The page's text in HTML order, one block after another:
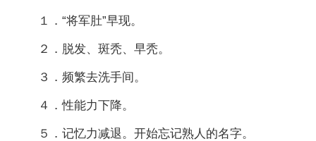
１．“将军肚”早现。
２．脱发、斑秃、早秃。
３．频繁去洗手间。
４．性能力下降。
５．记忆力减退。开始忘记熟人的名字。